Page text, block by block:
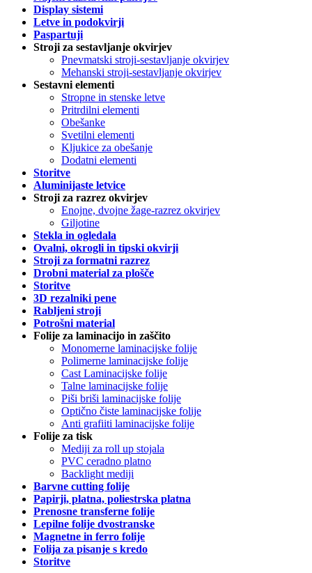
Display sistemi
Letve in podokvirji
Paspartuji
Stroji za sestavljanje okvirjev
Pnevmatski stroji-sestavljanje okvirjev
Mehanski stroji-sestavljanje okvirjev
Sestavni elementi
Stropne in stenske letve
Pritrdilni elementi
Obešanke
Svetilni elementi
Kljukice za obešanje
Dodatni elementi
Storitve
Aluminijaste letvice
Stroji za razrez okvirjev
Enojne, dvojne žage-razrez okvirjev
Giljotine
Stekla in ogledala
Ovalni, okrogli in tipski okvirji
Stroji za formatni razrez
Drobni material za plošče
Storitve
3D rezalniki pene
Rabljeni stroji
Potrošni material
Folije za laminacijo in zaščito
Monomerne laminacijske folije
Polimerne laminacijske folije
Cast Laminacijske folije
Talne laminacijske folije
Piši briši laminacijske folije
Optično čiste laminacijske folije
Anti grafiiti laminacijske folije
Folije za tisk
Mediji za roll up stojala
PVC ceradno platno
Backlight mediji
Barvne cutting folije
Papirji, platna, poliestrska platna
Prenosne transferne folije
Lepilne folije dvostranske
Magnetne in ferro folije
Folija za pisanje s kredo
Storitve